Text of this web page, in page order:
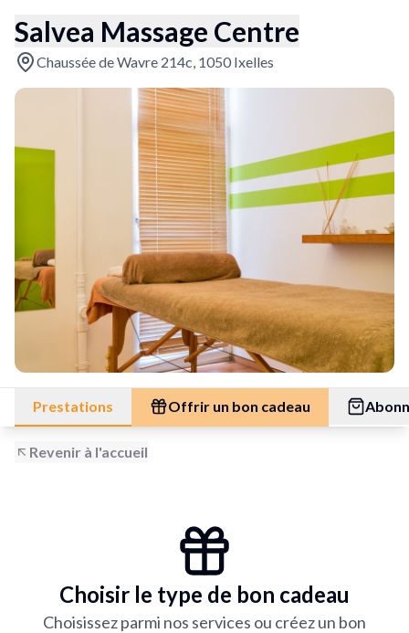
Salvea Massage Centre
Chaussée de Wavre 214c, 1050 Ixelles
Prestations Offrir un bon cadeau
Revenir à l'accueil
Choisir le type de bon cadeau
Choisissez parmi nos services ou créez un bon